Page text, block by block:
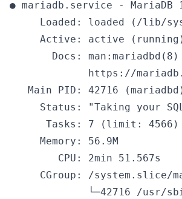
● mariadb.service - MariaDB
Loaded: loaded (/lib/
Active: active
       Docs: man:mariadbd(8)
https://
Main PID: 42716
Status: "Taking your
      Tasks: 7 (limit: 4566)
     Memory: 56.9M
        CPU: 2min 51.567s
CGroup: /system.slice/
└─42716 /usr/